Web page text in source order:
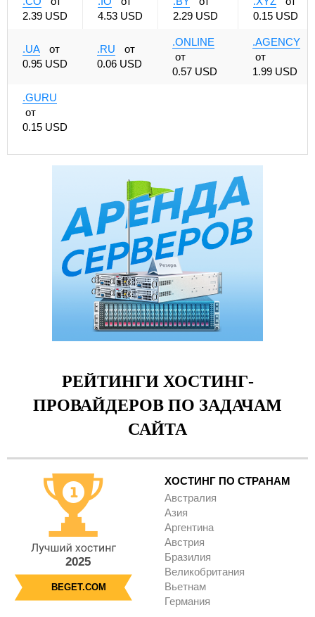
2.39 USD
4.53 USD
2.29 USD
0.15 USD
.UA
от
0.95 USD
.RU
от
0.06 USD
.ONLINE
от
0.57 USD
.AGENCY
от
1.99 USD
.GURU
от
0.15 USD
РЕЙТИНГИ ХОСТИНГ-
ПРОВАЙДЕРОВ ПО ЗАДАЧАМ
САЙТА
2025
BEGET.COM
ХОСТИНГ ПО СТРАНАМ
Австралия
Азия
Аргентина
Австрия
Бразилия
Великобритания
Вьетнам
Германия